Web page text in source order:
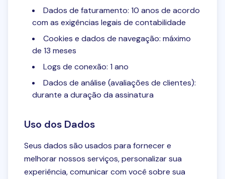
Dados de faturamento: 10 anos de acordo
com as exigências legais de contabilidade
Cookies e dados de navegação: máximo
de 13 meses
Logs de conexão: 1 ano
Dados de análise (avaliações de clientes):
durante a duração da assinatura
Uso dos Dados
Seus dados são usados para fornecer e
melhorar nossos serviços, personalizar sua
experiência, comunicar com você sobre sua